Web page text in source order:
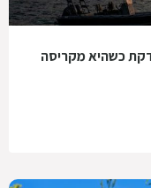
כשהיא מקריסה